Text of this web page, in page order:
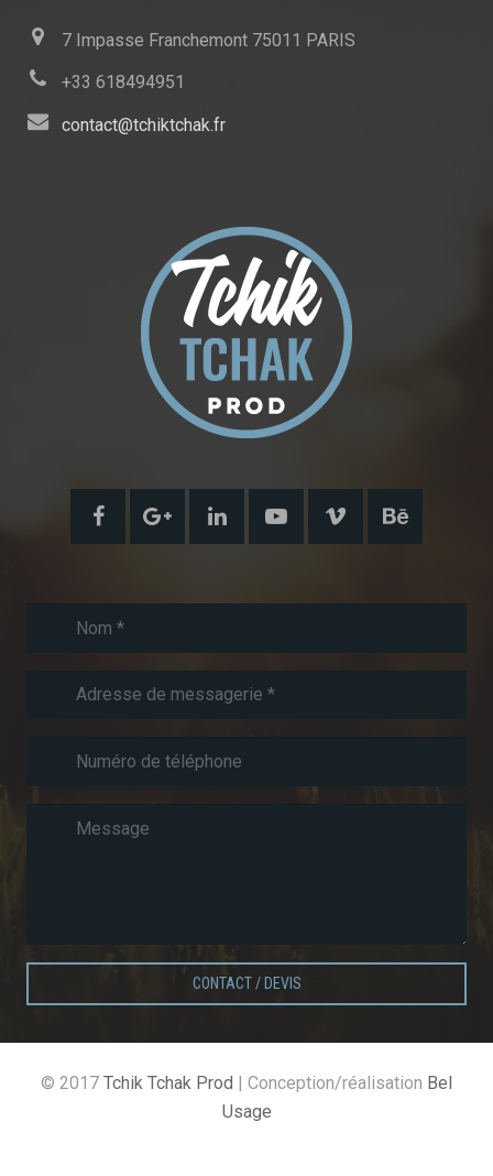
7 Impasse Franchemont 75011 PARIS
+33 618494951
contact@tchiktchak.fr
CONTACT / DEVIS
© 2017 Tchik Tchak Prod | Conception/réalisation Bel
Usage